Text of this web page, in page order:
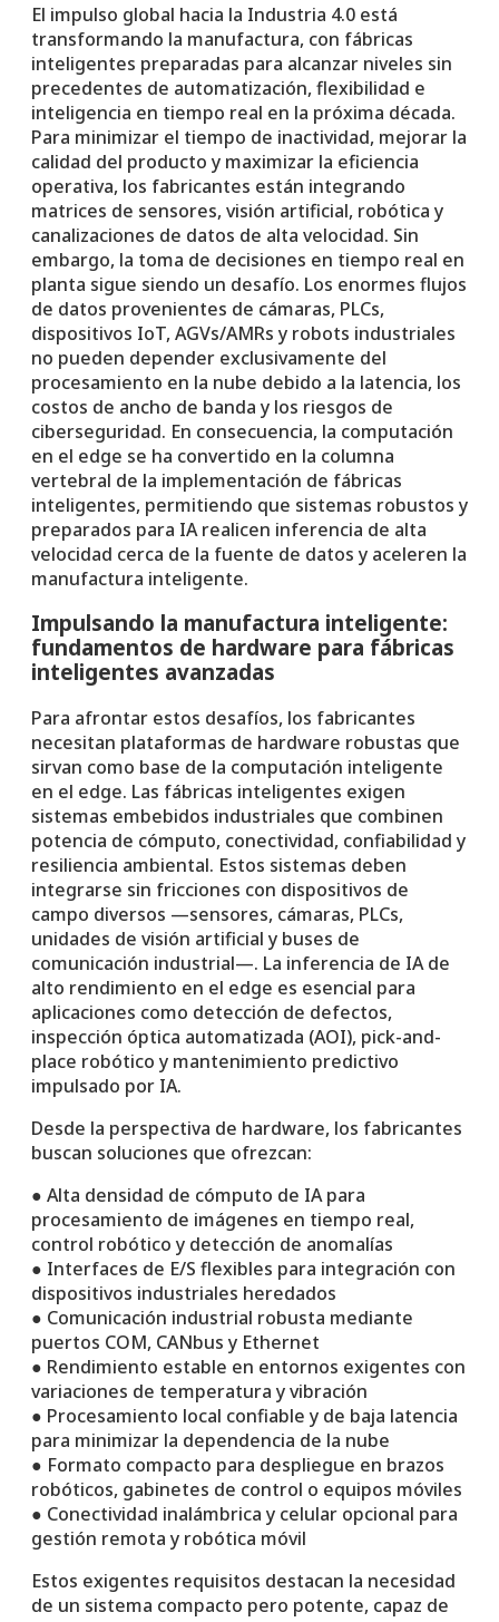
El impulso global hacia la Industria 4.0 está
transformando la manufactura, con fábricas
inteligentes preparadas para alcanzar niveles sin
precedentes de automatización, flexibilidad e
inteligencia en tiempo real en la próxima década.
Para minimizar el tiempo de inactividad, mejorar la
calidad del producto y maximizar la eficiencia
operativa, los fabricantes están integrando
matrices de sensores, visión artificial, robótica y
canalizaciones de datos de alta velocidad. Sin
embargo, la toma de decisiones en tiempo real en
planta sigue siendo un desafío. Los enormes flujos
de datos provenientes de cámaras, PLCs,
dispositivos IoT, AGVs/AMRs y robots industriales
no pueden depender exclusivamente del
procesamiento en la nube debido a la latencia, los
costos de ancho de banda y los riesgos de
ciberseguridad. En consecuencia, la computación
en el edge se ha convertido en la columna
vertebral de la implementación de fábricas
inteligentes, permitiendo que sistemas robustos y
preparados para IA realicen inferencia de alta
velocidad cerca de la fuente de datos y aceleren la
manufactura inteligente.
Impulsando la manufactura inteligente:
fundamentos de hardware para fábricas
inteligentes avanzadas
Para afrontar estos desafíos, los fabricantes
necesitan plataformas de hardware robustas que
sirvan como base de la computación inteligente
en el edge. Las fábricas inteligentes exigen
sistemas embebidos industriales que combinen
potencia de cómputo, conectividad, confiabilidad y
resiliencia ambiental. Estos sistemas deben
integrarse sin fricciones con dispositivos de
campo diversos —sensores, cámaras, PLCs,
unidades de visión artificial y buses de
comunicación industrial—. La inferencia de IA de
alto rendimiento en el edge es esencial para
aplicaciones como detección de defectos,
inspección óptica automatizada (AOI), pick-and-
place robótico y mantenimiento predictivo
impulsado por IA.
Desde la perspectiva de hardware, los fabricantes
buscan soluciones que ofrezcan:
● Alta densidad de cómputo de IA para
procesamiento de imágenes en tiempo real,
control robótico y detección de anomalías
● Interfaces de E/S flexibles para integración con
dispositivos industriales heredados
● Comunicación industrial robusta mediante
puertos COM, CANbus y Ethernet
● Rendimiento estable en entornos exigentes con
variaciones de temperatura y vibración
● Procesamiento local confiable y de baja latencia
para minimizar la dependencia de la nube
● Formato compacto para despliegue en brazos
robóticos, gabinetes de control o equipos móviles
● Conectividad inalámbrica y celular opcional para
gestión remota y robótica móvil
Estos exigentes requisitos destacan la necesidad
de un sistema compacto pero potente, capaz de